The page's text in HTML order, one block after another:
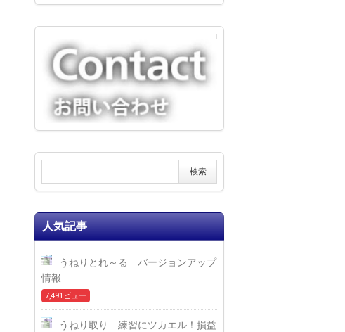
人気記事
うねりとれ～る バージョンアップ
情報
7,491ビュー
うねり取り 練習にツカエル！損益